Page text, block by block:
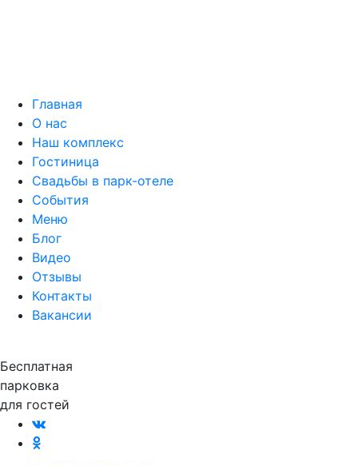
Главная
О нас
Наш комплекс
Гостиница
Свадьбы в парк-отеле
События
Меню
Блог
Видео
Отзывы
Контакты
Вакансии
Бесплатная
парковка
для гостей